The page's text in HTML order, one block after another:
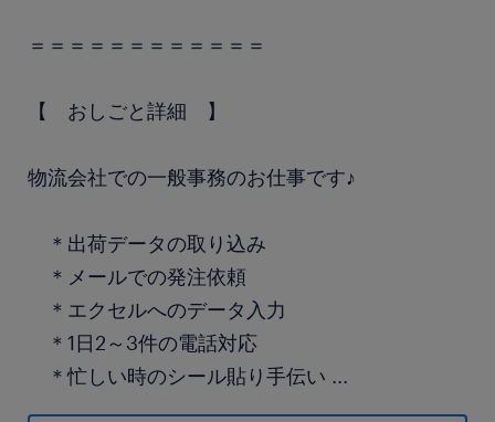
＝＝＝＝＝＝＝＝＝＝＝＝
【 おしごと詳細 】
物流会社での一般事務のお仕事です♪
＊出荷データの取り込み
＊メールでの発注依頼
＊エクセルへのデータ入力
＊1日2～3件の電話対応
＊忙しい時のシール貼り手伝い ...
など